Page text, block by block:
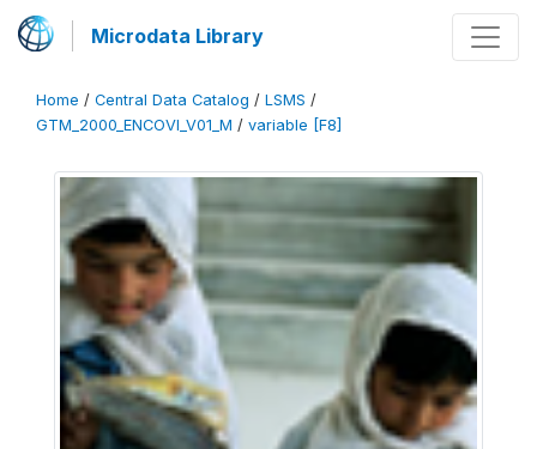
Microdata Library
Home / Central Data Catalog / LSMS /
GTM_2000_ENCOVI_V01_M / variable [F8]